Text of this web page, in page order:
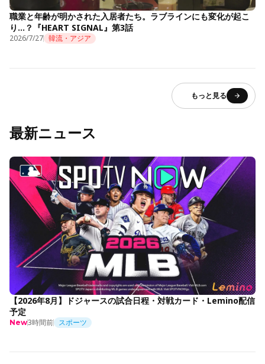
職業と年齢が明かされた入居者たち。ラブラインにも変化が起こ
り…？『HEART SIGNAL』第3話
2026/7/27 韓流・アジア
もっと見る
最新ニュース
【2026年8月】ドジャースの試合日程・対戦カード・Lemino配信
予定
New3時間前 スポーツ